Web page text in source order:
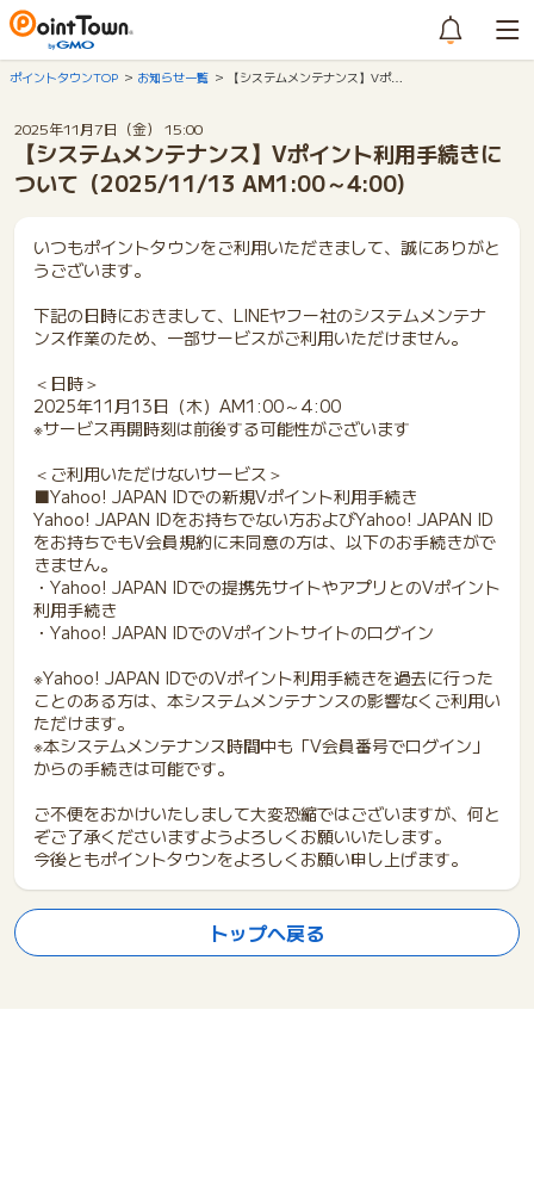
ポイントタウンTOP お知らせ一覧 【システムメンテナンス】Vポ…
2025年11月7日（金） 15:00
【システムメンテナンス】Vポイント利用手続きに
ついて（2025/11/13 AM1:00～4:00)
いつもポイントタウンをご利用いただきまして、誠にありがと
うございます。
下記の日時におきまして、LINEヤフー社のシステムメンテナ
ンス作業のため、一部サービスがご利用いただけません。
＜日時＞
2025年11月13日（木）AM1:00～4:00
※サービス再開時刻は前後する可能性がございます
＜ご利用いただけないサービス＞
■Yahoo! JAPAN IDでの新規Vポイント利用手続き
Yahoo! JAPAN IDをお持ちでない方およびYahoo! JAPAN ID
をお持ちでもV会員規約に未同意の方は、以下のお手続きがで
きません。
・Yahoo! JAPAN IDでの提携先サイトやアプリとのVポイント
利用手続き
・Yahoo! JAPAN IDでのVポイントサイトのログイン
※Yahoo! JAPAN IDでのVポイント利用手続きを過去に行った
ことのある方は、本システムメンテナンスの影響なくご利用い
ただけます。
※本システムメンテナンス時間中も「V会員番号でログイン」
からの手続きは可能です。
ご不便をおかけいたしまして大変恐縮ではございますが、何と
ぞご了承くださいますようよろしくお願いいたします。
今後ともポイントタウンをよろしくお願い申し上げます。
トップへ戻る